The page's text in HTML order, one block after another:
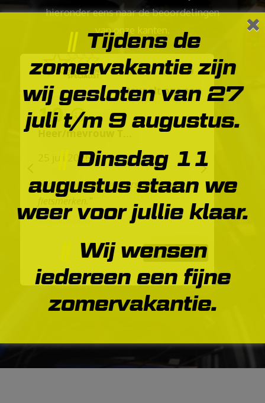
hieronder eens naar de beoordelingen
van onze kanten.
98.23%
Beveelt ons aan
10
Heer/mevrouw T...
25 juli 2026
"Grote keuze tussen verschillende
fietsmerken."
ALLE ERVARINGEN
Tijdens de
zomervakantie zijn
wij gesloten van 27
juli t/m 9 augustus.
Dinsdag 11
augustus staan we
weer voor jullie klaar.
Wij wensen
iedereen een fijne
zomervakantie.